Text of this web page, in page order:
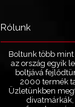
Rólunk
Boltunk több mint
az ország egyik
boltjává
2000 termék
Üzletünkben